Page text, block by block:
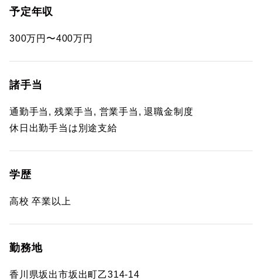
予定年収
300万円〜400万円
諸手当
通勤手当, 残業手当, 営業手当, 退職金制度
休日出勤手当は別途支給
学歴
高校 卒業以上
勤務地
香川県坂出市坂出町乙314-14